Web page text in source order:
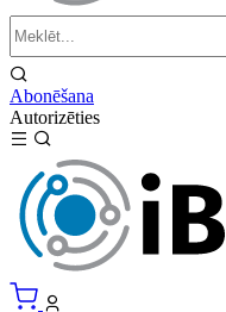
Abonēšana
Autorizēties